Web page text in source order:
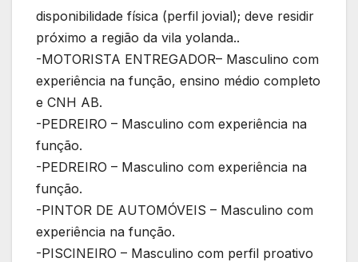
disponibilidade física (perfil jovial); deve residir
próximo a região da vila yolanda..
-MOTORISTA ENTREGADOR– Masculino com
experiência na função, ensino médio completo
e CNH AB.
-PEDREIRO – Masculino com experiência na
função.
-PEDREIRO – Masculino com experiência na
função.
-PINTOR DE AUTOMÓVEIS – Masculino com
experiência na função.
-PISCINEIRO – Masculino com perfil proativo